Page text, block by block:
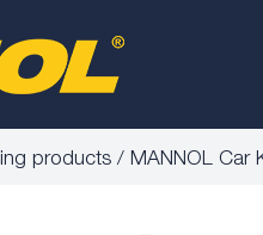
products MANNOL Car